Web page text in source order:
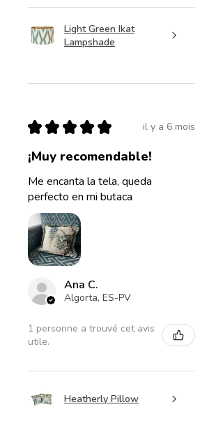
Light Green Ikat
Lampshade
★ ★ ★ ★ ★ il y a 6 mois
¡Muy recomendable!
Me encanta la tela, queda
perfecto en mi butaca
Ana C.
Algorta, ES-PV
1 personne a trouvé cet avis
utile.
Heatherly Pillow